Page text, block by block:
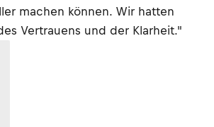
machen können. Wir hatten
Vertrauens und der Klarheit."